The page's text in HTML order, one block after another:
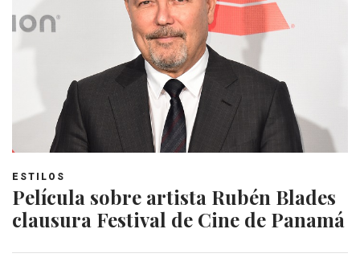
ESTILOS
Película sobre artista Rubén Blades
clausura Festival de Cine de Panamá